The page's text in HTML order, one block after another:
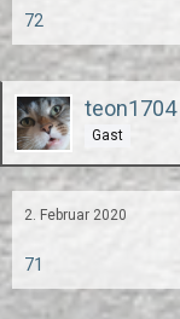
72
teon1704
Gast
2. Februar 2020
71